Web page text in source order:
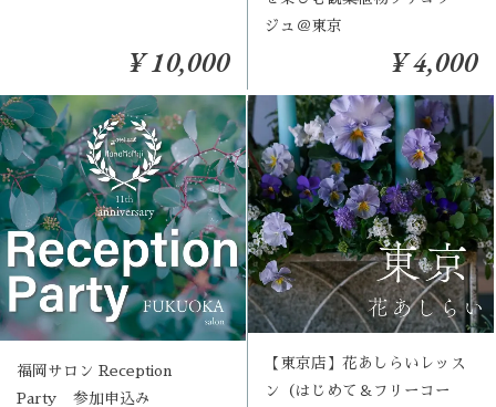
¥ 10,000
ジュ＠東京
¥ 4,000
福岡サロン Reception
Party 参加申込み
【東京店】花あしらいレッス
ン（はじめて＆フリーコー